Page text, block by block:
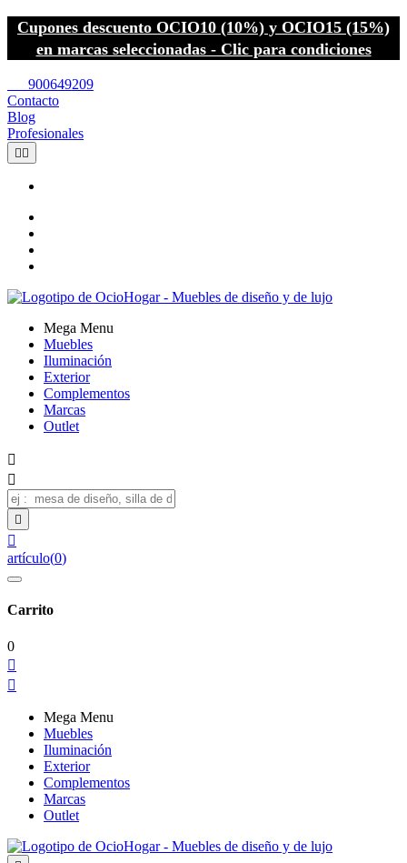
Cupones descuento OCIO10 (10%) y OCIO15 (15%)
en marcas seleccionadas - Clic para condiciones
900649209
Contacto
Blog
Profesionales
 
Mega Menu
Muebles
Iluminación
Exterior
Complementos
Marcas
Outlet




artículo(0)
Carrito
0


Mega Menu
Muebles
Iluminación
Exterior
Complementos
Marcas
Outlet